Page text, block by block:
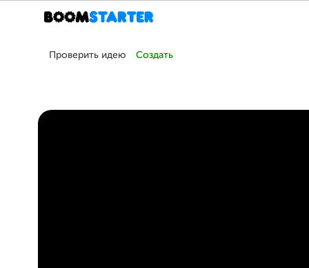
Проверить идею Создать